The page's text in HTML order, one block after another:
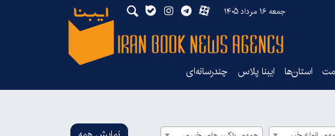
جمعه ۱۶ مرداد ۱۴۰۵
استان‌ها ایبنا پلاس چندرسانه‌ای